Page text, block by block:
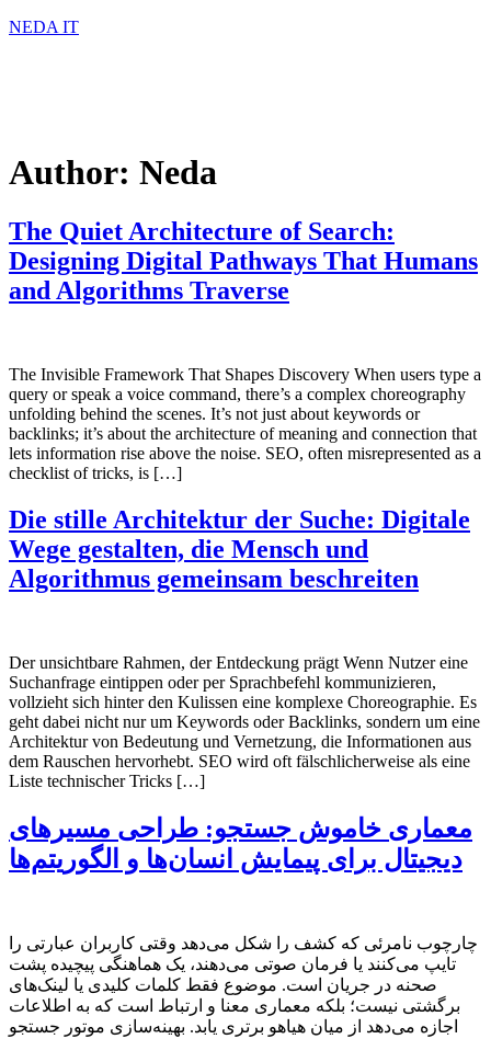
NEDA IT
Author: Neda
The Quiet Architecture of Search:
Designing Digital Pathways That Humans
and Algorithms Traverse
The Invisible Framework That Shapes Discovery When users type a
query or speak a voice command, there’s a complex choreography
unfolding behind the scenes. It’s not just about keywords or
backlinks; it’s about the architecture of meaning and connection that
lets information rise above the noise. SEO, often misrepresented as a
checklist of tricks, is […]
Die stille Architektur der Suche: Digitale
Wege gestalten, die Mensch und
Algorithmus gemeinsam beschreiten
Der unsichtbare Rahmen, der Entdeckung prägt Wenn Nutzer eine
Suchanfrage eintippen oder per Sprachbefehl kommunizieren,
vollzieht sich hinter den Kulissen eine komplexe Choreographie. Es
geht dabei nicht nur um Keywords oder Backlinks, sondern um eine
Architektur von Bedeutung und Vernetzung, die Informationen aus
dem Rauschen hervorhebt. SEO wird oft fälschlicherweise als eine
Liste technischer Tricks […]
معماری خاموش جستجو: طراحی مسیرهای
دیجیتال برای پیمایش انسان‌ها و الگوریتم‌ها
چارچوب نامرئی که کشف را شکل می‌دهد وقتی کاربران عبارتی را
تایپ می‌کنند یا فرمان صوتی می‌دهند، یک هماهنگی پیچیده پشت
صحنه در جریان است. موضوع فقط کلمات کلیدی یا لینک‌های
برگشتی نیست؛ بلکه معماری معنا و ارتباط است که به اطلاعات
اجازه می‌دهد از میان هیاهو برتری یابد. بهینه‌سازی موتور جستجو